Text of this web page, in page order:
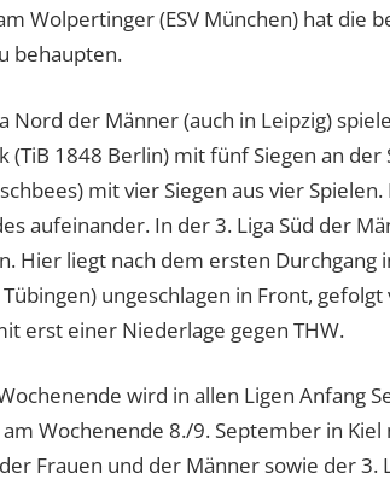
Wolpertinger (ESV München) hat die
behaupten.
Nord der Männer (auch in Leipzig)
(TiB 1848 Berlin) mit fünf Siegen an
mit vier Siegen aus vier
aufeinander. In der 3. Liga Süd der
Hier liegt nach dem ersten
Tübingen) ungeschlagen in Front,
erst einer Niederlage gegen THW.
wird in allen Ligen Anfang
Wochenende 8./9. September in
Frauen und der Männer sowie der 3.